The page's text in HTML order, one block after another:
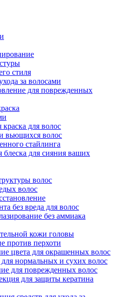
стиля
за волосами
для поврежденных
для волос
вьющихся волос
стайлинга
для сияния ваших
волос
волос
без вреда для волос
без аммиака
кожи головы
против перхоти
цвета для окрашенных волос
нормальных и сухих волос
для поврежденных волос
для защиты кератина